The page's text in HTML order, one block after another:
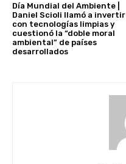
Día Mundial del Ambiente |
Daniel Scioli llamó a invertir
con tecnologías limpias y
cuestionó la “doble moral
ambiental” de países
desarrollados